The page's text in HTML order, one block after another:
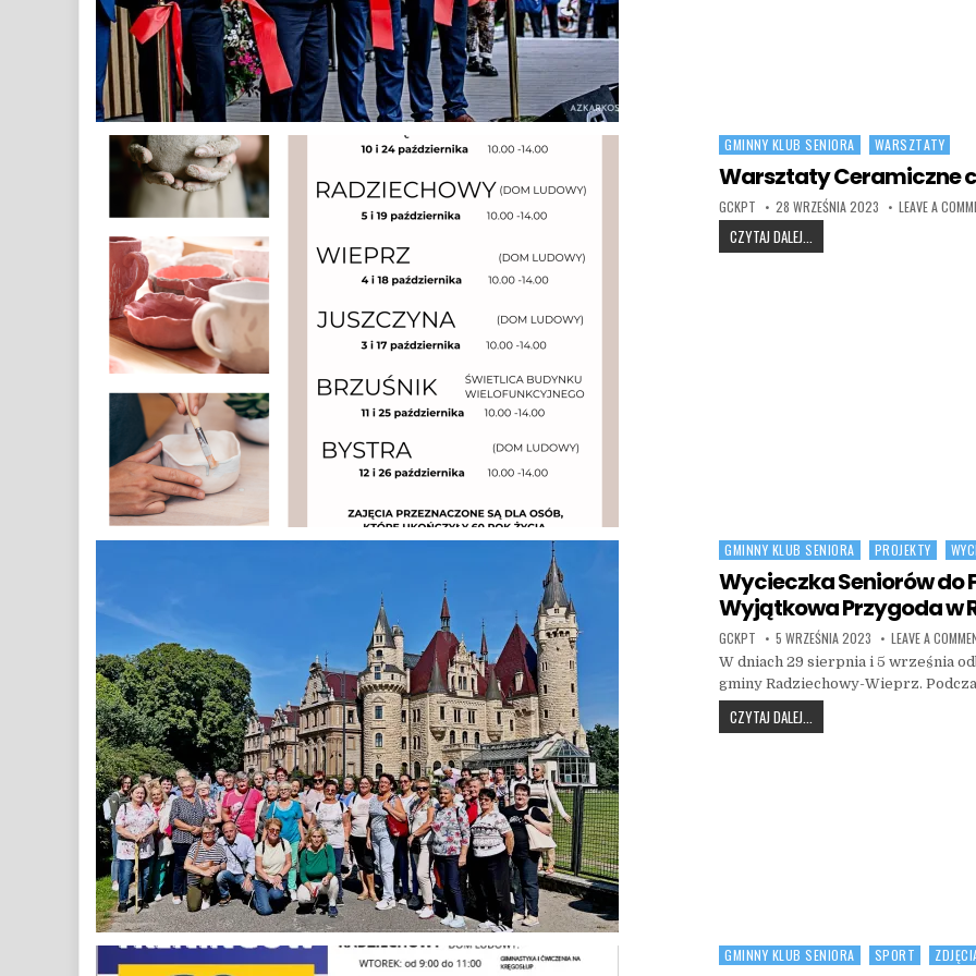
Posted in
GMINNY KLUB SENIORA WARSZTATY
Warsztaty Ceramiczne
AUTHOR:
GCKPT PUBLISHED DATE:
28 WRZEŚNIA 2023 LEAVE A
CZYTAJ DALEJ...
Posted in
GMINNY KLUB SENIORA PROJEKTY
Wycieczka Seniorów do
Wyjątkowa Przygoda w
AUTHOR:
GCKPT PUBLISHED DATE:
5 WRZEŚNIA 2023 LEAVE A
W dniach 29 sierpnia i 5 września
gminy Radziechowy-Wieprz.
CZYTAJ DALEJ...
Posted in
GMINNY KLUB SENIORA SPORT